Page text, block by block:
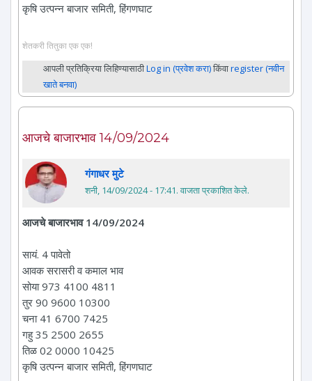
कृषि उत्पन्न बाजार समिती, हिंगणघाट
शेतकरी तितुका एक एक!
आपली प्रतिक्रिया लिहिण्यासाठीLog in (प्रवेश करा)किंवाregister (नवीन
खाते बनवा)
आजचे बाजारभाव 14/09/2024
गंगाधर मुटे
शनी, 14/09/2024 - 17:41. वाजता प्रकाशित केले.
आजचे बाजारभाव 14/09/2024
सायं. 4 पावेतो
आवक सरासरी व कमाल भाव
सोया 973 4100 4811
तुर 90 9600 10300
चना 41 6700 7425
गहु 35 2500 2655
तिळ 02 0000 10425
कृषि उत्पन्न बाजार समिती, हिंगणघाट